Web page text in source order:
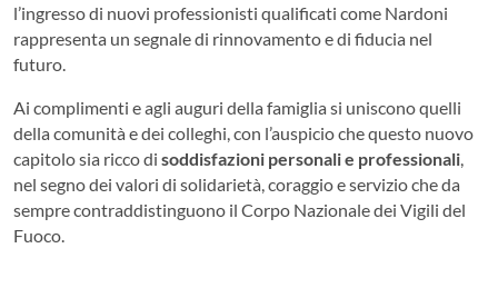
l’ingresso di nuovi professionisti qualificati come Nardoni
rappresenta un segnale di rinnovamento e di fiducia nel
futuro.
Ai complimenti e agli auguri della famiglia si uniscono quelli
della comunità e dei colleghi, con l’auspicio che questo nuovo
capitolo sia ricco di soddisfazioni personali e professionali,
nel segno dei valori di solidarietà, coraggio e servizio che da
sempre contraddistinguono il Corpo Nazionale dei Vigili del
Fuoco.